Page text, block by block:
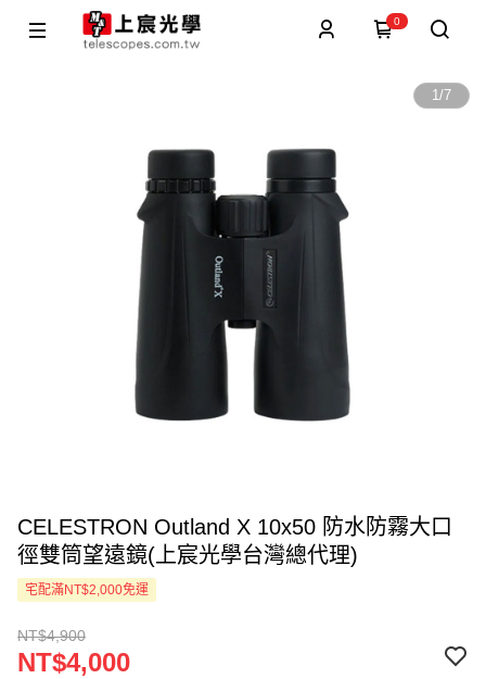
0
1/7
CELESTRON Outland X 10x50 防水防霧大口
徑雙筒望遠鏡(上宸光學台灣總代理)
宅配滿NT$2,000免運
NT$4,900
NT$4,000